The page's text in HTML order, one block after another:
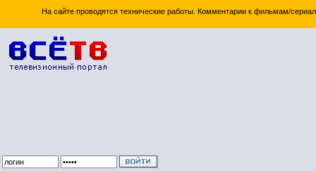
На сайте проводятся технические работы. Комментарии к фильмам/